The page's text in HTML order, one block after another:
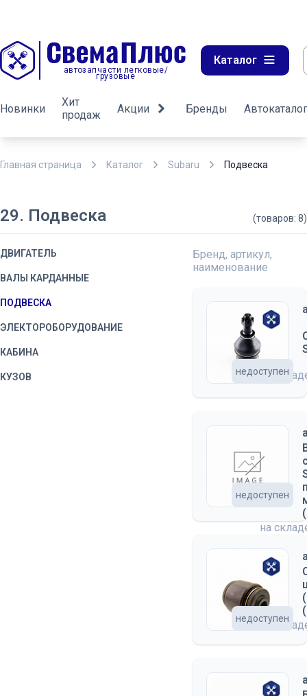
автозапчасти легковые/
грузовые
Каталог
Новинки
Хит
продаж
Акции Бренды Автокаталог
Главная страница Каталог Subaru Подвеска
29. Подвеска (товаров: 8)
ДВИГАТЕЛЬ
ВАЛЫ КАРДАННЫЕ
ПОДВЕСКА
ЭЛЕКТОРОБОРУДОВАНИЕ
КАБИНА
КУЗОВ
Бренд, артикул,
наименование
на
недоступен
на
недоступен
на
недоступен